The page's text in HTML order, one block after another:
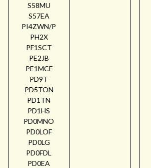
S58MU
S57EA
PI4ZWN/P
PH2X
PF1SCT
PE2JB
PE1MCF
PD9T
PD5TON
PD1TN
PD1HS
PD0MNO
PD0LOF
PD0LG
PD0FDL
PD0EA